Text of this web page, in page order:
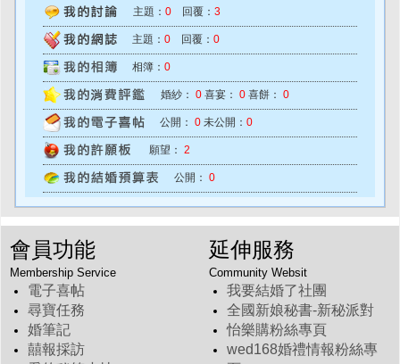
主題： 0 回覆： 3
主題： 0 回覆： 0
相簿： 0
婚紗： 0 喜宴： 0 喜餅： 0
公開： 0 未公開： 0
願望： 2
公開： 0
會員功能
Membership Service
電子喜帖
尋寶任務
婚筆記
囍報採訪
延伸服務
Community Websit
我要結婚了社團
全國新娘秘書-新秘派對
怡樂購粉絲專頁
wed168婚禮情報粉絲專